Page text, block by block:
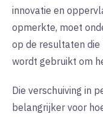
innovatie en
opmerkte, moet
op de resultaten
wordt gebruikt om
Die verschuiving in
belangrijker voor